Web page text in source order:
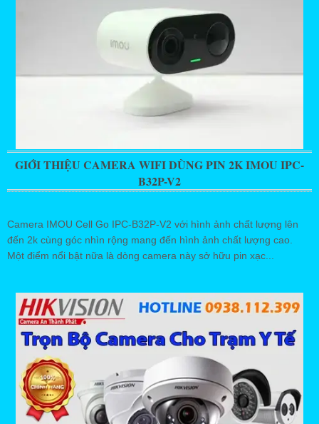
GIỚI THIỆU CAMERA WIFI DÙNG PIN 2K IMOU IPC-
B32P-V2
Camera IMOU Cell Go IPC-B32P-V2 với hình ảnh chất lượng lên
đến 2k cùng góc nhìn rộng mang đến hình ảnh chất lượng cao.
Một điểm nổi bật nữa là dòng camera này sở hữu pin xạc...